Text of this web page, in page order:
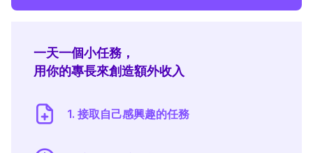
一天一個小任務，
用你的專長來創造額外收入
1. 接取自己感興趣的任務